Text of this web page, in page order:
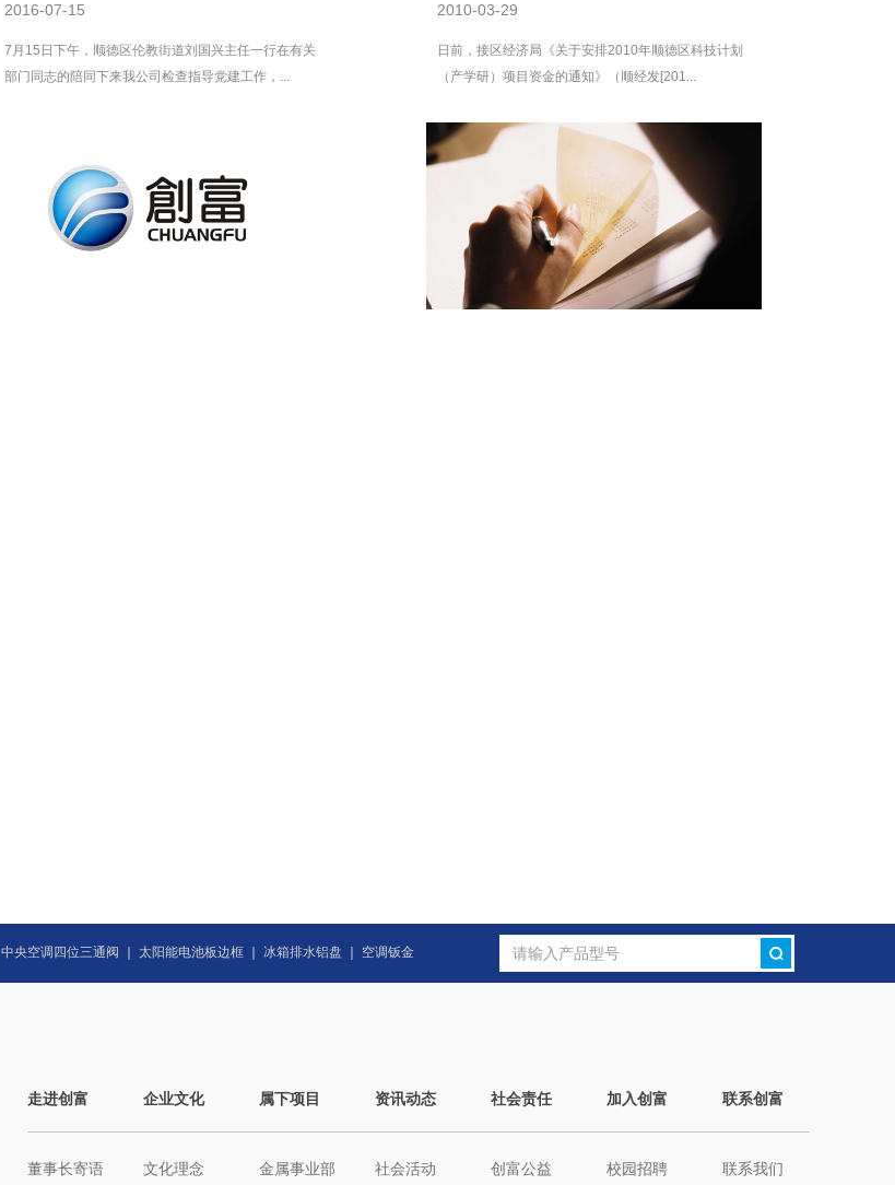
2016-07-15
7月15日下午，顺德区伦教街道刘国兴主任一行在有关
部门同志的陪同下来我公司检查指导党建工作，...
2010-03-29
日前，接区经济局《关于安排2010年顺德区科技计划
（产学研）项目资金的通知》（顺经发[201...
中央空调四位三通阀 太阳能电池板边框 冰箱排水铝盘 空调钣金
走进创富
董事长寄语
企业文化
文化理念
属下项目
金属事业部
资讯动态
社会活动
社会责任
创富公益
加入创富
校园招聘
联系创富
联系我们